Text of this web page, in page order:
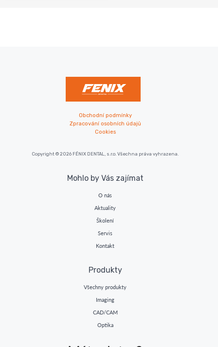
Obchodní podmínky
Zpracování osobních údajů
Cookies
Copyright © 2026 FÉNIX DENTAL, s.r.o. Všechna práva vyhrazena.
Mohlo by Vás zajímat
O nás
Aktuality
Školení
Servis
Kontakt
Produkty
Všechny produkty
Imaging
CAD/CAM
Optika